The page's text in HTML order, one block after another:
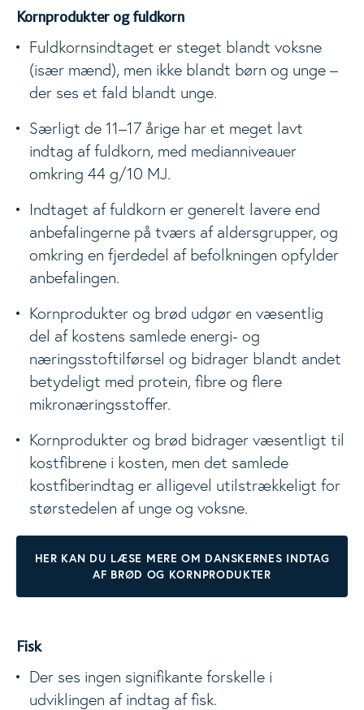
Kornprodukter og fuldkorn
Fuldkornsindtaget er steget blandt voksne
(især mænd), men ikke blandt børn og unge –
der ses et fald blandt unge.
Særligt de 11–17 årige har et meget lavt
indtag af fuldkorn, med medianniveauer
omkring 44 g/10 MJ.
Indtaget af fuldkorn er generelt lavere end
anbefalingerne på tværs af aldersgrupper, og
omkring en fjerdedel af befolkningen opfylder
anbefalingen.
Kornprodukter og brød udgør en væsentlig
del af kostens samlede energi- og
næringsstoftilførsel og bidrager blandt andet
betydeligt med protein, fibre og flere
mikronæringsstoffer.
Kornprodukter og brød bidrager væsentligt til
kostfibrene i kosten, men det samlede
kostfiberindtag er alligevel utilstrækkeligt for
størstedelen af unge og voksne.
HER KAN DU LÆSE MERE OM DANSKERNES INDTAG
AF BRØD OG KORNPRODUKTER
Fisk
Der ses ingen signifikante forskelle i
udviklingen af indtag af fisk.